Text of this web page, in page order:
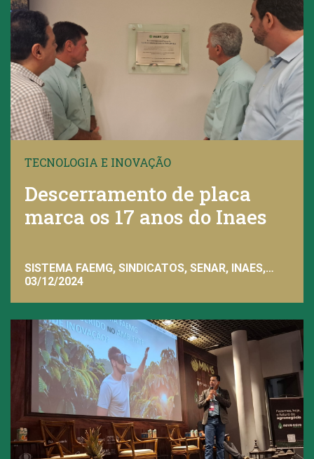
TECNOLOGIA E INOVAÇÃO
Descerramento de placa
marca os 17 anos do Inaes
SISTEMA FAEMG, SINDICATOS, SENAR, INAES,
FAEMG
03/12/2024